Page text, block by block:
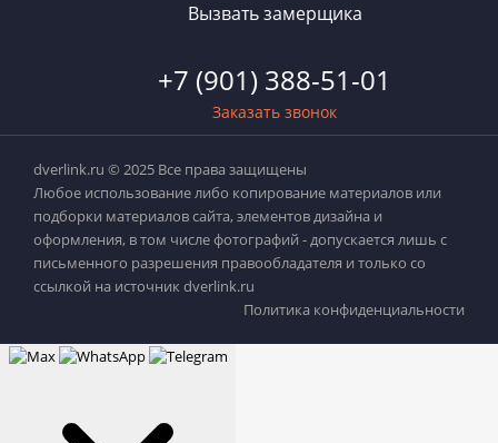
Вызвать замерщика
+7 (901) 388-51-01
Заказать звонок
dverlink.ru © 2025 Все права защищены
Любое использование либо копирование материалов или
подборки материалов сайта, элементов дизайна и
оформления, в том числе фотографий - допускается лишь с
письменного разрешения правообладателя и только со
ссылкой на источник dverlink.ru
Политика конфиденциальности